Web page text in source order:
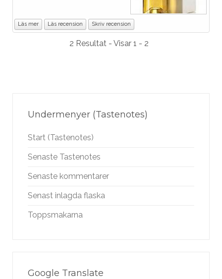
Läs mer Läs recension Skriv recension
2 Resultat - Visar 1 - 2
Undermenyer (Tastenotes)
Start (Tastenotes)
Senaste Tastenotes
Senaste kommentarer
Senast inlagda flaska
Toppsmakarna
Google Translate